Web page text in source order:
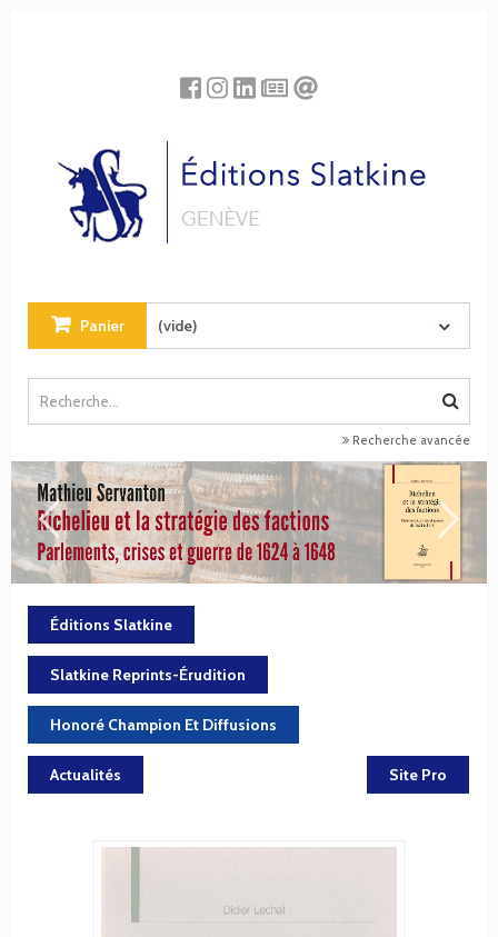
Panier (vide)
Recherche avancée
Éditions Slatkine
Slatkine Reprints-Érudition
Honoré Champion Et Diffusions
Actualités Site Pro